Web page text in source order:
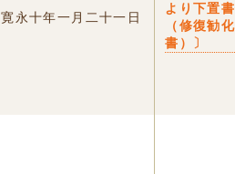
寛永十年一月二十一日
より下置
（修復勧
書）〕